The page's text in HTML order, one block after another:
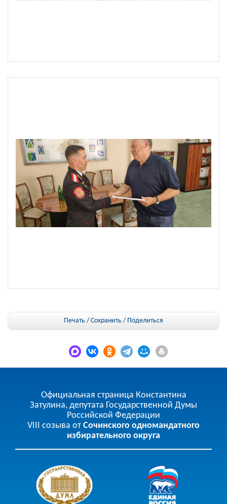
Печать / Сохранить / Поделиться
Официальная страница Константина
Затулина, депутата Государственной Думы
Российской Федерации
VIII созыва от Сочинского одномандатного
избирательного округа